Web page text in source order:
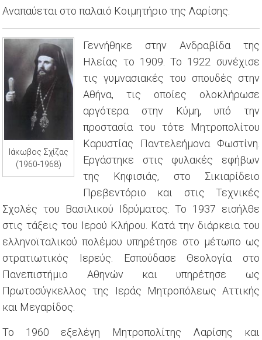
Αναπαύεται στο παλαιό Κοιμητήριο της Λαρίσης.
Ιάκωβος Σχίζας
(1960-1968)
Γεννήθηκε στην Ανδραβίδα της
Ηλείας το 1909. Το 1922 συνέχισε
τις γυμνασιακές του σπουδές στην
Αθήνα, τις οποίες ολοκλήρωσε
αργότερα στην Κύμη, υπό την
προστασία του τότε Μητροπολίτου
Καρυστίας Παντελεήμονα Φωστίνη.
Εργάστηκε στις φυλακές εφήβων
της Κηφισιάς, στο Σικιαρίδειο
Πρεβεντόριο και στις Τεχνικές
Σχολές του Βασιλικού Ιδρύματος. Το 1937 εισήλθε
στις τάξεις του Ιερού Κλήρου. Κατά την διάρκεια του
ελληνοϊταλικού πολέμου υπηρέτησε στο μέτωπο ως
στρατιωτικός Ιερεύς. Εσπούδασε Θεολογία στο
Πανεπιστήμιο Αθηνών και υπηρέτησε ως
Πρωτοσύγκελλος της Ιεράς Μητροπόλεως Αττικής
και Μεγαρίδος.
Το 1960 εξελέγη Μητροπολίτης Λαρίσης και